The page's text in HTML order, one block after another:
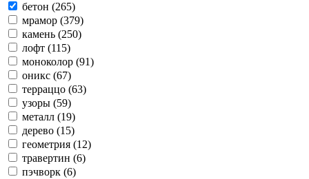
бетон (265)
мрамор (379)
камень (250)
лофт (115)
моноколор (91)
оникс (67)
терраццо (63)
узоры (59)
металл (19)
дерево (15)
геометрия (12)
травертин (6)
пэчворк (6)